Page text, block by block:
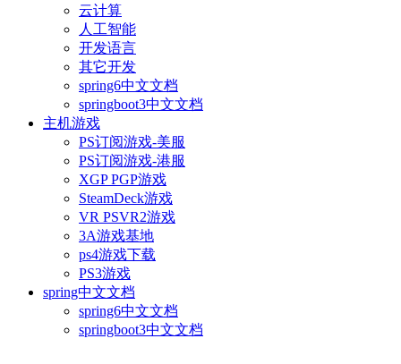
云计算
人工智能
开发语言
其它开发
spring6中文文档
springboot3中文文档
主机游戏
PS订阅游戏-美服
PS订阅游戏-港服
XGP PGP游戏
SteamDeck游戏
VR PSVR2游戏
3A游戏基地
ps4游戏下载
PS3游戏
spring中文文档
spring6中文文档
springboot3中文文档